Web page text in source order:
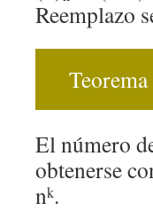
Reemplazo
Teorema
El número
obtenerse
nk.